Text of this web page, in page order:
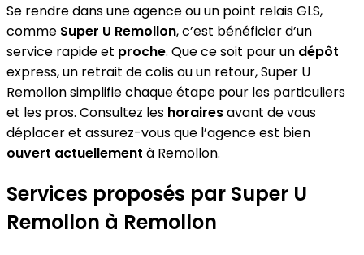
Se rendre dans une agence ou un point relais GLS,
comme Super U Remollon, c’est bénéficier d’un
service rapide et proche. Que ce soit pour un dépôt
express, un retrait de colis ou un retour, Super U
Remollon simplifie chaque étape pour les particuliers
et les pros. Consultez les horairesavant de vous
déplacer et assurez-vous que l’agence est bien
ouvert actuellement à Remollon.
Services proposés par Super U
Remollon à Remollon